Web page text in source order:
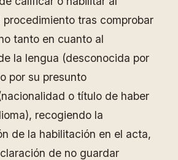
tras comprobar
tanto en cuanto al
la lengua (desconocida por
por su presunto
o título de haber
recogiendo la
de la habilitación en el acta,
de no guardar